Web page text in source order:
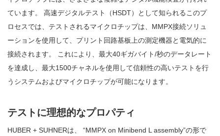
ています。 高速デジタルテスト（HSDT）として知られるこのプ
ロセスでは、テストされるマイクロチップは、MMPX接続ソリュ
ーションを使用して、プリント回路基板上の測定機器と電気的に
接続されます。 これにより、最大40ギガバイト/秒のデータレート
を達成し、最大1500チャネルを使用して信頼性の高いテストを行
うシステムおよびマイクロチップが可能になります。
テストに理想的なプロパティ
HUBER + SUHNERは、 “MMPX on Minibend L assembly”の形で